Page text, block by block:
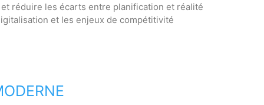
réduire les écarts entre planification et réalité
et les enjeux de compétitivité